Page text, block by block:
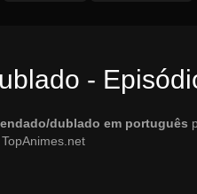
-
dublado em português